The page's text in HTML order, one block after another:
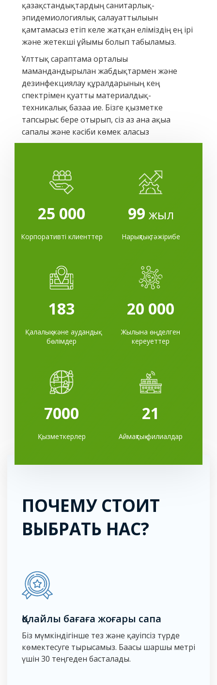
қазақстандықтардың санитарлық-
эпидемиологиялық салауаттылығын
қамтамасыз етіп келе жатқан еліміздің ең ірі
және жетекші ұйымы болып табыламыз.
Ұлттық сараптама орталығы
мамандандырылған жабдықтармен және
дезинфекциялау құралдарының кең
спектрімен қуатты материалдық-
техникалық базаға ие. Бізге қызметке
тапсырыс бере отырып, сіз аз ғана ақыға
сапалы және кәсіби көмек аласыз
25 000
Корпоративті клиенттер
99 жыл
Нарықтық тәжірибе
183
Қалалық және аудандық
бөлімдер
20 000
Жылына өңделген
кереуеттер
7000
Қызметкерлер
21
Аймақтық филиалдар
ПОЧЕМУ СТОИТ
ВЫБРАТЬ НАС?
Қолайлы бағаға жоғары сапа
Біз мүмкіндігінше тез және қауіпсіз түрде
көмектесуге тырысамыз. Бағасы шаршы метрі
үшін 30 теңгеден басталады.